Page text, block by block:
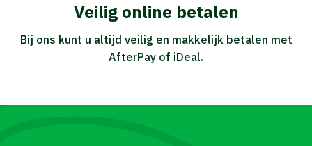
Veilig online betalen
Bij ons kunt u altijd veilig en makkelijk betalen met
AfterPay of iDeal.